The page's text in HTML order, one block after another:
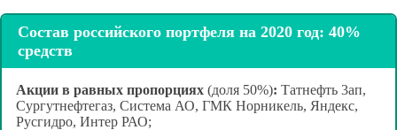
Состав российского портфеля на 2020 год: 40%
средств
Акции в равных пропорциях (доля 50%): Татнефть 3ап,
Сургутнефтегаз, Система АО, ГМК Норникель, Яндекс,
Русгидро, Интер РАО;